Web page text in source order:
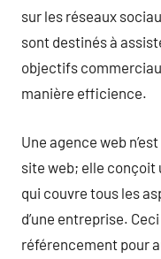
sur les réseaux
sont destinés à
objectifs
manière efficience.
Une agence web
site web; elle
qui couvre tous les
d’une entreprise.
référencement pour